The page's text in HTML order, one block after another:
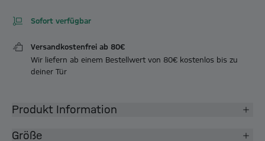
Sofort verfügbar
Versandkostenfrei ab 80€
Wir liefern ab einem Bestellwert von 80€ kostenlos bis zu
deiner Tür
Produkt Information
Größe